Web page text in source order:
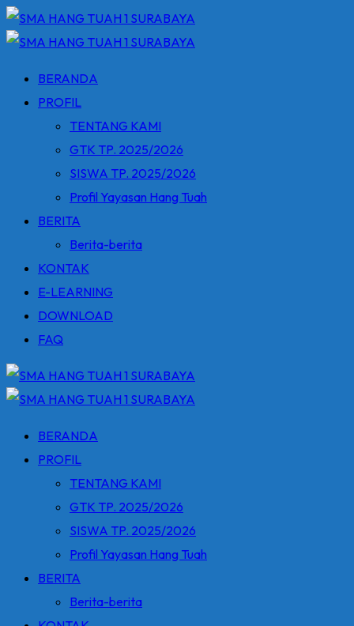
Skip
to
BERANDA
PROFIL
TENTANG KAMI
GTK TP. 2025/2026
SISWA TP. 2025/2026
Profil Yayasan Hang Tuah
BERITA
Berita-berita
KONTAK
E-LEARNING
DOWNLOAD
FAQ
BERANDA
PROFIL
TENTANG KAMI
GTK TP. 2025/2026
SISWA TP. 2025/2026
Profil Yayasan Hang Tuah
BERITA
Berita-berita